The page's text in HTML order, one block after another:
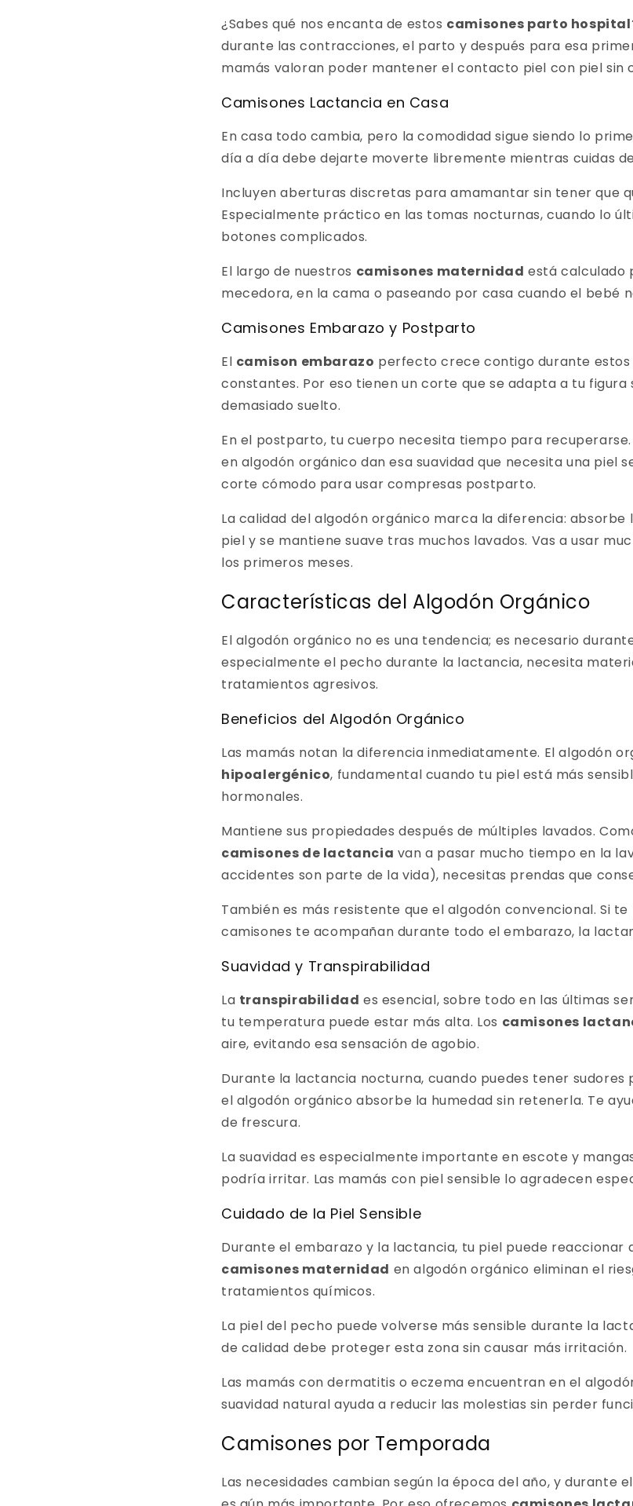
¿Sabes qué nos encanta de estos camisones parto hospital
durante las contracciones, el parto y después para esa
mamás valoran poder mantener el contacto piel con piel sin
Camisones Lactancia en Casa
En casa todo cambia, pero la comodidad sigue siendo lo
día a día debe dejarte moverte libremente mientras cuidas
Incluyen aberturas discretas para amamantar sin tener que
Especialmente práctico en las tomas nocturnas, cuando lo
botones complicados.
El largo de nuestros camisones maternidad está calculado
mecedora, en la cama o paseando por casa cuando el bebé
Camisones Embarazo y Postparto
El camison embarazo perfecto crece contigo durante estos
constantes. Por eso tienen un corte que se adapta a tu
demasiado suelto.
En el postparto, tu cuerpo necesita tiempo para recuperarse.
en algodón orgánico dan esa suavidad que necesita una piel
corte cómodo para usar compresas postparto.
La calidad del algodón orgánico marca la diferencia: absorbe
piel y se mantiene suave tras muchos lavados. Vas a usar
los primeros meses.
Características del Algodón Orgánico
El algodón orgánico no es una tendencia; es necesario
especialmente el pecho durante la lactancia, necesita
tratamientos agresivos.
Beneficios del Algodón Orgánico
Las mamás notan la diferencia inmediatamente. El algodón
hipoalergénico, fundamental cuando tu piel está más
hormonales.
Mantiene sus propiedades después de múltiples lavados.
camisones de lactancia van a pasar mucho tiempo en la
accidentes son parte de la vida), necesitas prendas que
También es más resistente que el algodón convencional. Si
camisones te acompañan durante todo el embarazo, la
Suavidad y Transpirabilidad
La transpirabilidad es esencial, sobre todo en las últimas
tu temperatura puede estar más alta. Los camisones
aire, evitando esa sensación de agobio.
Durante la lactancia nocturna, cuando puedes tener sudores
el algodón orgánico absorbe la humedad sin retenerla. Te
de frescura.
La suavidad es especialmente importante en escote y
podría irritar. Las mamás con piel sensible lo agradecen
Cuidado de la Piel Sensible
Durante el embarazo y la lactancia, tu piel puede reaccionar
camisones maternidad en algodón orgánico eliminan el
tratamientos químicos.
La piel del pecho puede volverse más sensible durante la
de calidad debe proteger esta zona sin causar más irritación.
Las mamás con dermatitis o eczema encuentran en el
suavidad natural ayuda a reducir las molestias sin perder
Camisones por Temporada
Las necesidades cambian según la época del año, y durante